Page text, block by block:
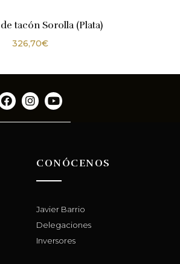
tacón Sorolla (Plata)
326,70€
CONÓCENOS
Javier Barrio
Delegaciones
Inversores